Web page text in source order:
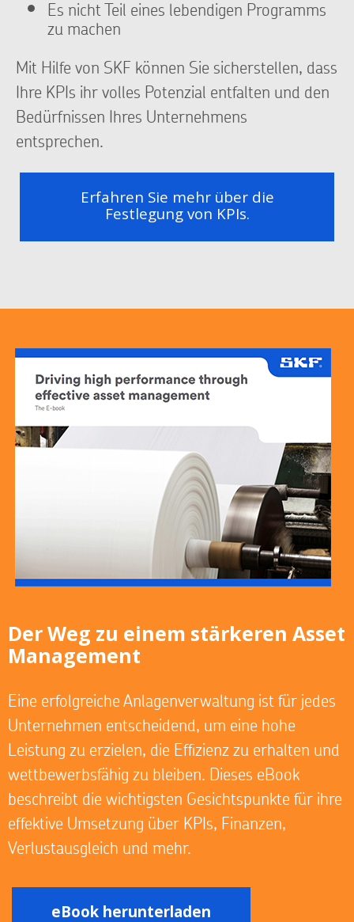
Es nicht Teil eines lebendigen Programms
zu machen
Mit Hilfe von SKF können Sie sicherstellen, dass
Ihre KPIs ihr volles Potenzial entfalten und den
Bedürfnissen Ihres Unternehmens
entsprechen.
Erfahren Sie mehr über die
Festlegung von KPIs.
Der Weg zu einem stärkeren Asset
Management
Eine erfolgreiche Anlagenverwaltung ist für jedes
Unternehmen entscheidend, um eine hohe
Leistung zu erzielen, die Effizienz zu erhalten und
wettbewerbsfähig zu bleiben. Dieses eBook
beschreibt die wichtigsten Gesichtspunkte für ihre
effektive Umsetzung über KPIs, Finanzen,
Verlustausgleich und mehr.
eBook herunterladen